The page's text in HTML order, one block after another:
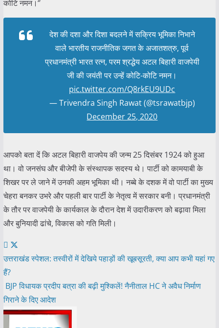
कोटि नमन।‘’
देश की दशा और दिशा बदलने में सक्रिय भूमिका निभाने
वाले भारतीय राजनीतिक जगत के अजातशत्रु, पूर्व
प्रधानमंत्री भारत रत्न, परम श्रद्धेय अटल बिहारी वाजपेयी
जी की जयंती पर उन्हें कोटि-कोटि नमन।
pic.twitter.com/Q8rkEU9UDc
— Trivendra Singh Rawat (@tsrawatbjp)
December 25, 2020
आपको बता दें कि अटल बिहारी वाजपेय की जन्म 25 दिसंबर 1924 को हुआ
था। वो जनसंघ और बीजेपी के संस्थापक सदस्य थे। पार्टी को कामयाबी के
शिखर पर ले जाने में उनकी अहम भूमिका थी। नब्बे के दशक में वो पार्टी का मुख्य
चेहरा बनकर उभरे और पहली बार पार्टी के नेतृत्व में सरकार बनी। प्रधानमंत्री
के तौर पर वाजपेयी के कार्यकाल के दौरान देश में उदारीकरण को बढ़ावा मिला
और बुनियादी ढांचे, विकास को गति मिली।
Post
navigation
उत्तराखंड स्पेशल: तस्वीरों में देखिये पहाड़ों की खूबसूरती, क्या आप कभी यहां गए
हैं?
BJP विधायक प्रदीप बत्रा की बढ़ी मुश्किलें! नैनीताल HC ने अवैध निर्माण
गिराने के दिए आदेश